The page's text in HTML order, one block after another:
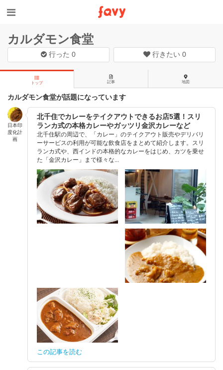
カルダモン食堂
行った0 行きたい 0
トップ 記事 地図
カルダモン食堂が話題になっています
日本印
度化計
画
北千住でカレーをテイクアウトできるお店5選！スリ
ランカ式の本格カレーやガッツリ金沢カレーなど
北千住駅の周辺で、「カレー」のテイクアウト販売やデリバリ
ーサービスの利用が可能な飲食店をまとめて紹介します。スリ
ランカ式や、西インドの本格的なカレーをはじめ、カツを乗せ
た「金沢カレー」まで様々な...
この記事を読む